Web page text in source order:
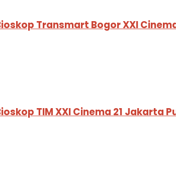
Transmart Bogor XXI
TIM XXI Cinema 21 Jakarta